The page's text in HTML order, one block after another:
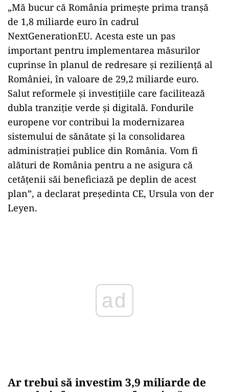
„Mă bucur că România primeşte prima tranşă
de 1,8 miliarde euro în cadrul
NextGenerationEU. Acesta este un pas
important pentru implementarea măsurilor
cuprinse în planul de redresare şi rezilienţă al
României, în valoare de 29,2 miliarde euro.
Salut reformele şi investiţiile care facilitează
dubla tranziţie verde şi digitală. Fondurile
europene vor contribui la modernizarea
sistemului de sănătate şi la consolidarea
administraţiei publice din România. Vom fi
alături de România pentru a ne asigura că
cetăţenii săi beneficiază pe deplin de acest
plan”, a declarat preşedinta CE, Ursula von der
Leyen.
Ar trebui să investim 3,9 miliarde de